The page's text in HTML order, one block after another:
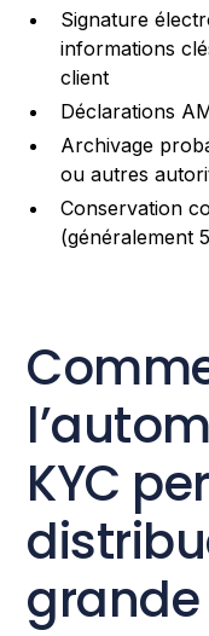
Signature
informations
client
Déclarations
Archivage
ou autres
Conservation
(généralement
KYC